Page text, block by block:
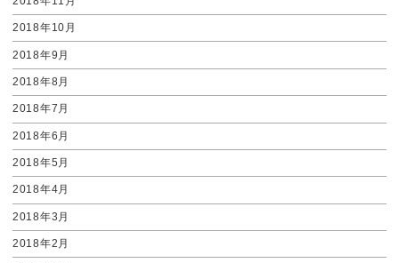
2018年10月
2018年9月
2018年8月
2018年7月
2018年6月
2018年5月
2018年4月
2018年3月
2018年2月